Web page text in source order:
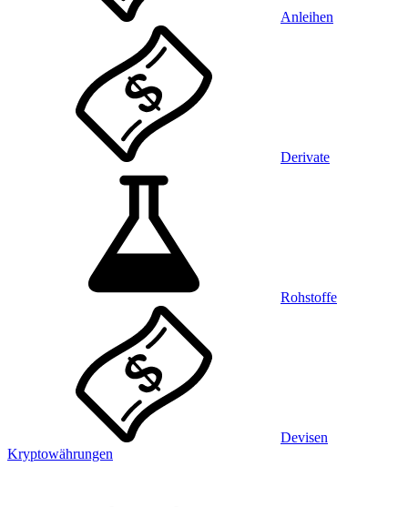
Anleihen
Derivate
Rohstoffe
Devisen
Kryptowährungen